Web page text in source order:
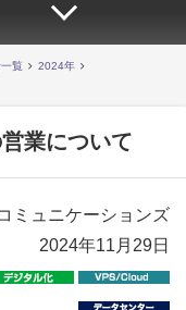
覧
2024年
業について
ミュニケーションズ
2024年11月29日